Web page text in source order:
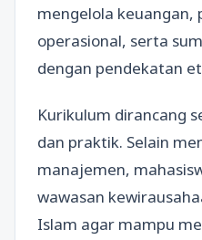
mengelola keuangan,
operasional, serta
dengan pendekatan
Kurikulum dirancang
dan praktik. Selain
manajemen,
wawasan
Islam agar mampu